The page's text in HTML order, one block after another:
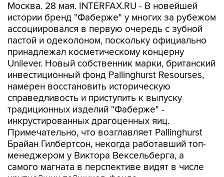
Москва. 28 мая. INTERFAX.RU - В новейшей
истории бренд "Фаберже" у многих за рубежом
ассоциировался в первую очередь с зубной
пастой и одеколоном, поскольку официально
принадлежал косметическому концерну
Unilever. Новый собственник марки, британский
инвестиционный фонд Pallinghurst Resourses,
намерен восстановить историческую
справедливость и приступить к выпуску
традиционных изделий "Фаберже" -
инкрустированных драгоценных яиц.
Примечательно, что возглавляет Pallinghurst
Брайан Гилбертсон, некогда работавший топ-
менеджером у Виктора Вексельберга, а
самого магната в перспективе видят в числе